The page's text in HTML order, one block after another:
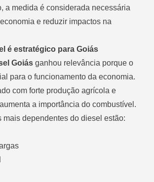
a medida é considerada necessária
e reduzir impactos na
é estratégico para Goiás
Goiás ganhou relevância porque o
para o funcionamento da economia.
com forte produção agrícola e
a importância do combustível.
mais dependentes do diesel estão: